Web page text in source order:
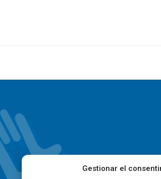
Gestionar el